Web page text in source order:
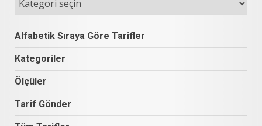
Alfabetik Sıraya Göre Tarifler
Kategoriler
Ölçüler
Tarif Gönder